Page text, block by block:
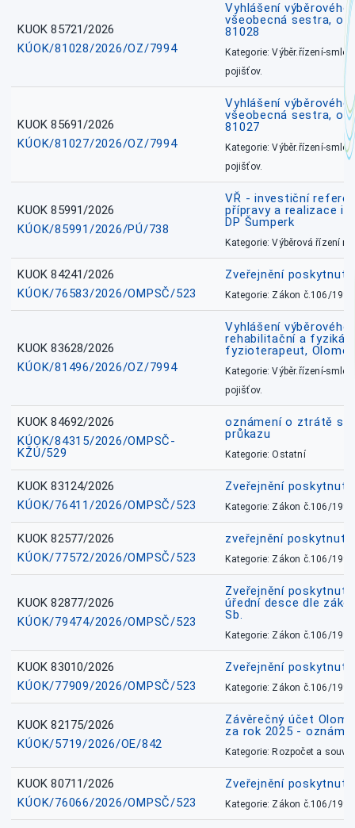
KUOK 85721/2026
KÚOK/81028/2026/OZ/7994
Vyhlášení
všeobecná sestra,
81028
Kategorie: Výběr.řízení-
pojišťov.
KUOK 85691/2026
KÚOK/81027/2026/OZ/7994
Vyhlášení
všeobecná sestra,
81027
Kategorie: Výběr.řízení-
pojišťov.
KUOK 85991/2026
KÚOK/85991/2026/PÚ/738
VŘ - investiční
přípravy a realizace
DP Šumperk
Kategorie: Výběrová řízení
KUOK 84241/2026
KÚOK/76583/2026/OMPSČ/523
Zveřejnění
Kategorie: Zákon č.106/1999
KUOK 83628/2026
KÚOK/81496/2026/OZ/7994
Vyhlášení
rehabilitační a
fyzioterapeut,
Kategorie: Výběr.řízení-
pojišťov.
KUOK 84692/2026
KÚOK/84315/2026/OMPSČ-
KŽÚ/529
oznámení o ztrátě
průkazu
Kategorie: Ostatní
KUOK 83124/2026
KÚOK/76411/2026/OMPSČ/523
Zveřejnění
Kategorie: Zákon č.106/1999
KUOK 82577/2026
KÚOK/77572/2026/OMPSČ/523
zveřejnění
Kategorie: Zákon č.106/1999
KUOK 82877/2026
KÚOK/79474/2026/OMPSČ/523
Zveřejnění
úřední desce dle
Sb.
Kategorie: Zákon č.106/1999
KUOK 83010/2026
KÚOK/77909/2026/OMPSČ/523
Zveřejnění
Kategorie: Zákon č.106/1999
KUOK 82175/2026
KÚOK/5719/2026/OE/842
Závěrečný účet
za rok 2025 -
Kategorie: Rozpočet a
KUOK 80711/2026
KÚOK/76066/2026/OMPSČ/523
Zveřejnění
Kategorie: Zákon č.106/1999